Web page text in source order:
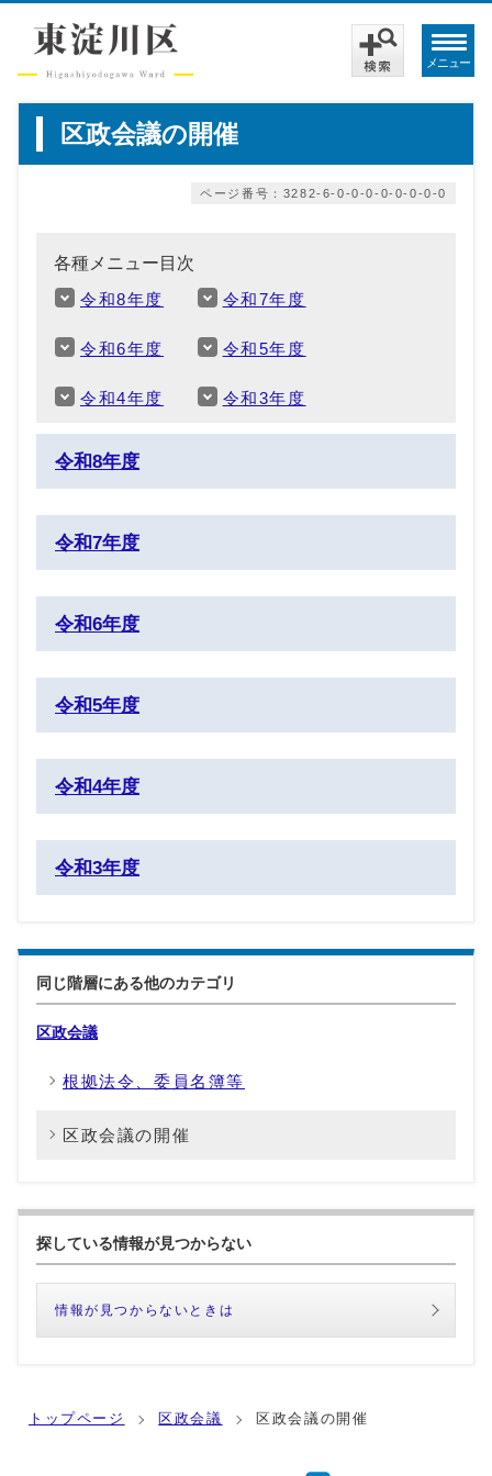
メニュー
区政会議の開催
ページ番号：3282-6-0-0-0-0-0-0-0-0
各種メニュー目次
令和8年度 令和7年度
令和6年度 令和5年度
令和4年度 令和3年度
令和8年度
令和7年度
令和6年度
令和5年度
令和4年度
令和3年度
同じ階層にある他のカテゴリ
区政会議
根拠法令、委員名簿等
区政会議の開催
探している情報が見つからない
情報が見つからないときは
トップページ 区政会議 区政会議の開催